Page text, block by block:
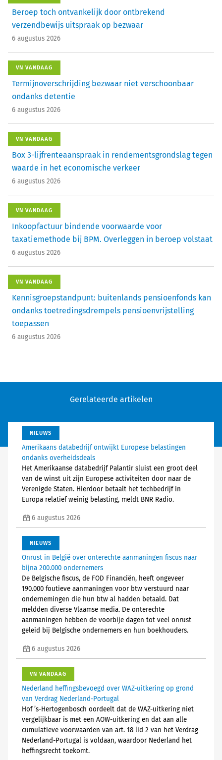
Beroep toch ontvankelijk door ontbrekend
verzendbewijs uitspraak op bezwaar
6 augustus 2026
VN VANDAAG
Termijnoverschrijding bezwaar niet verschoonbaar
ondanks detentie
6 augustus 2026
VN VANDAAG
Box 3-lijfrenteaanspraak in rendementsgrondslag tegen
waarde in het economische verkeer
6 augustus 2026
VN VANDAAG
Inkoopfactuur bindende voorwaarde voor
taxatiemethode bij BPM. Overleggen in beroep volstaat
6 augustus 2026
VN VANDAAG
Kennisgroepstandpunt: buitenlands pensioenfonds kan
ondanks toetredingsdrempels pensioenvrijstelling
toepassen
6 augustus 2026
Gerelateerde artikelen
NIEUWS
Amerikaans databedrijf ontwijkt Europese belastingen
ondanks overheidsdeals
Het Amerikaanse databedrijf Palantir sluist een groot deel
van de winst uit zijn Europese activiteiten door naar de
Verenigde Staten. Hierdoor betaalt het techbedrijf in
Europa relatief weinig belasting, meldt BNR Radio.
6 augustus 2026
NIEUWS
Onrust in België over onterechte aanmaningen fiscus naar
bijna 200.000 ondernemers
De Belgische fiscus, de FOD Financiën, heeft ongeveer
190.000 foutieve aanmaningen voor btw verstuurd naar
ondernemingen die hun btw al hadden betaald. Dat
meldden diverse Vlaamse media. De onterechte
aanmaningen hebben de voorbije dagen tot veel onrust
geleid bij Belgische ondernemers en hun boekhouders.
6 augustus 2026
VN VANDAAG
Nederland heffingsbevoegd over WAZ-uitkering op grond
van Verdrag Nederland-Portugal
Hof ’s-Hertogenbosch oordeelt dat de WAZ-uitkering niet
vergelijkbaar is met een AOW-uitkering en dat aan alle
cumulatieve voorwaarden van art. 18 lid 2 van het Verdrag
Nederland-Portugal is voldaan, waardoor Nederland het
heffingsrecht toekomt.